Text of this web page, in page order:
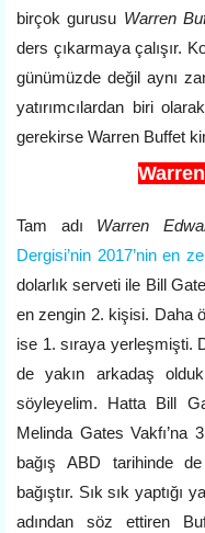
birçok gurusu Warren
ders çıkarmaya çalışır.
günümüzde değil aynı
yatırımcılardan biri
gerekirse Warren Buffet
Tam adı Warren
Dergisi’nin 2017’nin en
dolarlık serveti ile Bill
en zengin 2. kişisi. Daha
ise 1. sıraya yerleşmişti.
de yakın arkadaş
söyleyelim. Hatta Bill
Melinda Gates Vakfı’na
bağış ABD tarihinde
bağıştır. Sık sık yaptığı
adından söz ettiren